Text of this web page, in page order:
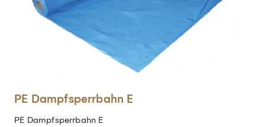
PE Dampfsperrbahn E
PE Dampfsperrbahn E